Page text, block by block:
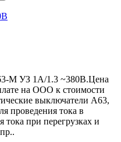
М УЗ 1А/1.3 ~380В.Цена
на ООО к стоимости
выключатели А63,
проведения тока в
при перегрузках и